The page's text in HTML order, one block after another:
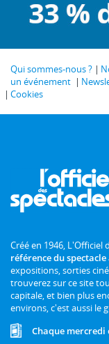
Qui sommes-nous ?
un événement
Cookies
Créé en 1946, L'Officiel
référence du spectacle
expositions, sorties
trouverez sur ce site
capitale, et bien plus
environs, c'est aussi le
Chaque mercredi